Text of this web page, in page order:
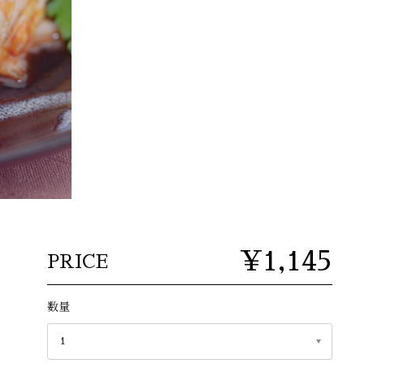
PRICE ¥1,145
数量